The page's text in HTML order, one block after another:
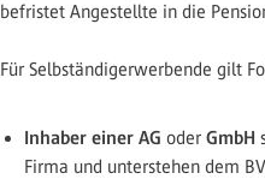
befristet Angestellte in die
Für Selbständigerwerbende gilt
Inhaber einer AG oder GmbH
Firma und unterstehen dem